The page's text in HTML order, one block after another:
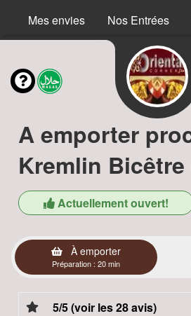
Mes envies Nos Entrées
A emporter
Kremlin Bicêtre
Actuellement ouvert!
À emporter
Préparation : 20 min
5/5 (voir les 28 avis)